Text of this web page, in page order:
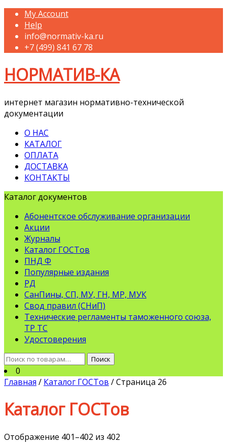
My Account
Help
info@normativ-ka.ru
+7 (499) 841 67 78
НОРМАТИВ-КА
интернет магазин нормативно-технической
документации
О НАС
КАТАЛОГ
ОПЛАТА
ДОСТАВКА
КОНТАКТЫ
Каталог документов
Абонентское обслуживание организации
Акции
Журналы
Каталог ГОСТов
ПНД Ф
Популярные издания
РД
СанПины, СП, МУ, ГН, МР, МУК
Свод правил (СНиП)
Технические регламенты таможенного союза,
ТР ТС
Удостоверения
Искать:
Поиск
0
Главная / Каталог ГОСТов / Страница 26
Каталог ГОСТов
Отображение 401–402 из 402